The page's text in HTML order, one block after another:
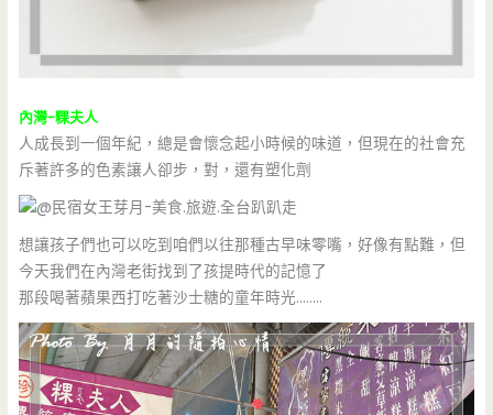
內灣-粿夫人
人成長到一個年紀，總是會懷念起小時候的味道，但現在的社會充
斥著許多的色素讓人卻步，對，還有塑化劑
想讓孩子們也可以吃到咱們以往那種古早味零嘴，好像有點難，但
今天我們在內灣老街找到了孩提時代的記憶了
那段喝著蘋果西打吃著沙士糖的童年時光……..